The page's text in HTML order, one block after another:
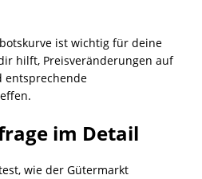
ist wichtig für deine
hilft, Preisveränderungen auf
entsprechende
im Detail
wie der Gütermarkt